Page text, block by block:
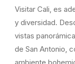
Visitar Cali, es
y diversidad.
vistas
de San Antonio,